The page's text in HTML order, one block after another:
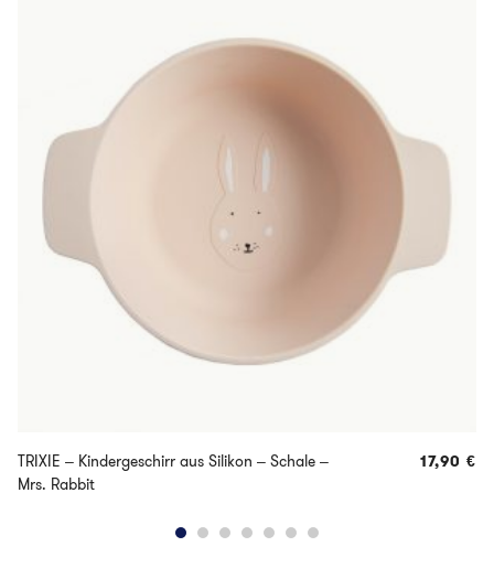
TRIXIE – Kindergeschirr aus Silikon – Schale –
Mrs. Rabbit
17,90 €